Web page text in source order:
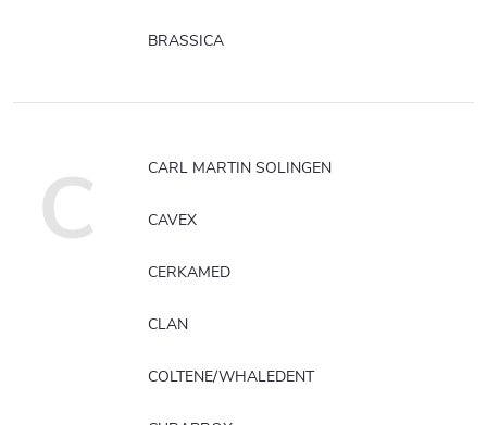
BRASSICA
C CARL MARTIN SOLINGEN
CAVEX
CERKAMED
CLAN
COLTENE/WHALEDENT